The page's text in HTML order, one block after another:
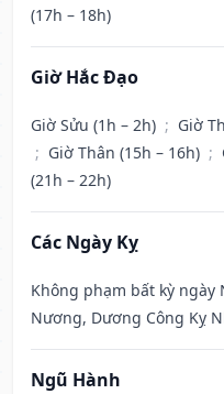
(17h – 18h)
Giờ Hắc Đạo
Giờ Sửu (1h – 2h) ; Giờ
; Giờ Thân (15h – 16h) ;
(21h – 22h)
Các Ngày Kỵ
Không phạm bất kỳ ngày
Nương, Dương Công Kỵ
Ngũ Hành